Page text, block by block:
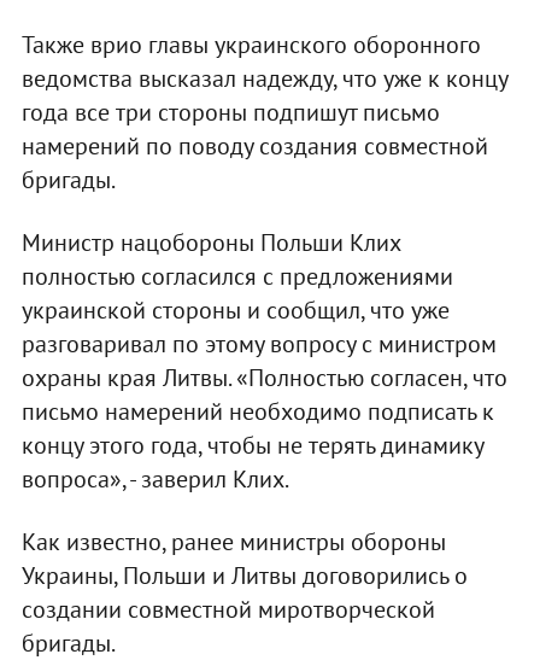
Также врио главы украинского оборонного
ведомства высказал надежду, что уже к концу
года все три стороны подпишут письмо
намерений по поводу создания совместной
бригады.
Министр нацобороны Польши Клих
полностью согласился с предложениями
украинской стороны и сообщил, что уже
разговаривал по этому вопросу с министром
охраны края Литвы. «Полностью согласен, что
письмо намерений необходимо подписать к
концу этого года, чтобы не терять динамику
вопроса», - заверил Клих.
Как известно, ранее министры обороны
Украины, Польши и Литвы договорились о
создании совместной миротворческой
бригады.